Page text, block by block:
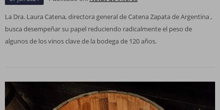
La Dra. Laura Catena, directora general de Catena Zapata de Argentina ,
busca desempeñar su papel reduciendo radicalmente el peso de
algunos de los vinos clave de la bodega de 120 años.